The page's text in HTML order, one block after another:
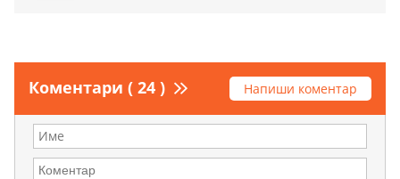
Коментари ( 24 ) Напиши коментар